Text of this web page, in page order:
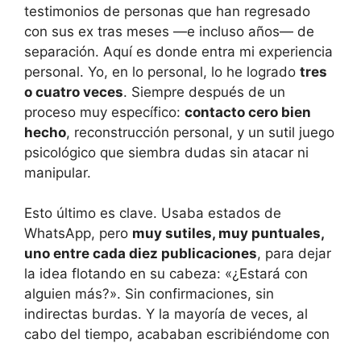
testimonios de personas que han regresado
con sus ex tras meses —e incluso años— de
separación. Aquí es donde entra mi experiencia
personal. Yo, en lo personal, lo he logrado tres
o cuatro veces. Siempre después de un
proceso muy específico: contacto cero bien
hecho, reconstrucción personal, y un sutil juego
psicológico que siembra dudas sin atacar ni
manipular.
Esto último es clave. Usaba estados de
WhatsApp, pero muy sutiles, muy puntuales,
uno entre cada diez publicaciones, para dejar
la idea flotando en su cabeza: «¿Estará con
alguien más?». Sin confirmaciones, sin
indirectas burdas. Y la mayoría de veces, al
cabo del tiempo, acababan escribiéndome con